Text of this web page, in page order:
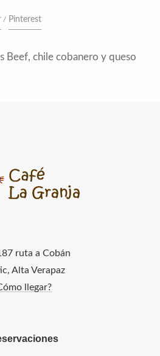
Pinterest
Beef, chile cobanero y queso
ruta a Cobán
Alta Verapaz
llegar?